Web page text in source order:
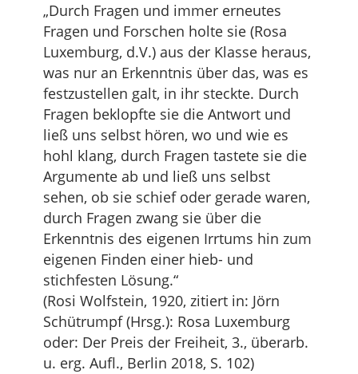
„Durch Fragen und immer erneutes
Fragen und Forschen holte sie (Rosa
Luxemburg, d.V.) aus der Klasse heraus,
was nur an Erkenntnis über das, was es
festzustellen galt, in ihr steckte. Durch
Fragen beklopfte sie die Antwort und
ließ uns selbst hören, wo und wie es
hohl klang, durch Fragen tastete sie die
Argumente ab und ließ uns selbst
sehen, ob sie schief oder gerade waren,
durch Fragen zwang sie über die
Erkenntnis des eigenen Irrtums hin zum
eigenen Finden einer hieb- und
stichfesten Lösung.“
(Rosi Wolfstein, 1920, zitiert in: Jörn
Schütrumpf (Hrsg.): Rosa Luxemburg
oder: Der Preis der Freiheit, 3., überarb.
u. erg. Aufl., Berlin 2018, S. 102)